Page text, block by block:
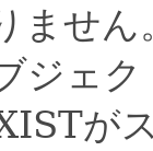
ません
ジェ
が